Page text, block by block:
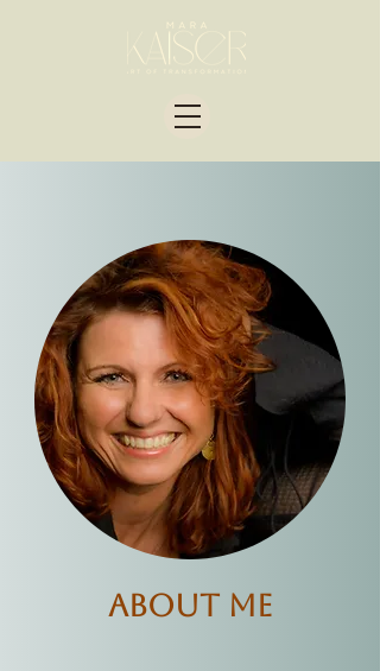
About me